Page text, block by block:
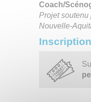
Coach/
Projet soutenu
Nouvelle-